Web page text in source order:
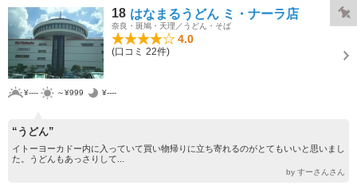
18 はなまるうどん ミ・ナーラ店
奈良・斑鳩・天理／うどん・そば
4.0
(口コミ 22件)
¥---- ～¥999 ¥----
“うどん”
イトーヨーカドー内に入っていて買い物帰りに立ち寄れるのがとてもいいと思いまし
た。うどんもあっさりして...
by すーさんさん